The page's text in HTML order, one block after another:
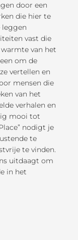
door een
die hier te
leggen
vast die
van het
om de
vertellen en
mensen die
van het
verhalen en
mooi tot
nodigt je
te
te vinden.
uitdaagt om
in het